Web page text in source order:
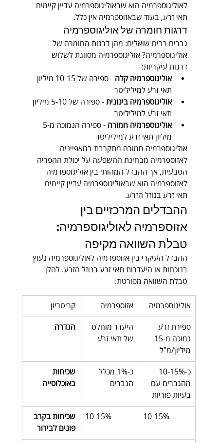
לאוליגוספרמיה הוא שבאוליגוספרמיה עדיין קיימים
תאי זרע, בעוד שבאזוספרמיה אין כלל.
דרגות חומרה של אוליגוספרמיה
גברים רבים שואלים: מהן דרגות החומרה של
אוליגוספרמיה? אוליגוספרמיה מסווגת לשלוש
דרגות עיקריות:
אוליגוספרמיה קלה
- ספירה של 10-15 מיליון
תאי זרע למיליליטר
אוליגוספרמיה בינונית
- ספירה של 5-10 מיליון
תאי זרע למיליליטר
אוליגוספרמיה חמורה
מיליון תאי זרע למיליליטר
אוליגוספרמיה חמורה מתקרבת במאפייניה
לאזוספרמיה מבחינת ההשפעה על יכולת ההפריה
הטבעית, אך ההבדל המהותי בין אוליגוספרמיה
לאזוספרמיה הוא שבאוליגוספרמיה עדיין קיימים
תאי זרע בנוזל הזרע.
ההבדלים המרכזיים בין
אזוספרמיה לאוליגוספרמיה:
טבלת השוואה מקיפה
ההבדל העיקרי בין אזוספרמיה לאוליגוספרמיה נעוץ
בנוכחות או היעדרות תאי זרע בנוזל הזרע. להלן
טבלת השוואה מפורטת:
קריטריון אזוספרמיה אוליגוספרמיה
הגדרה
היעדר מוחלט
של תאי זרע
ספירת זרע
מיליון/מ"ל
שכיחות
באוכלוסייה
כ-1% מכלל
הגברים
מהגברים עם
בעיות פוריות
שכיחות בקרב
פונים לבירור
10-15% 10-15%